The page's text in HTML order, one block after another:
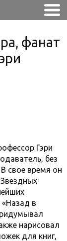
фанат
Гэри
без
свое время он
в
нарисовал
для книг,